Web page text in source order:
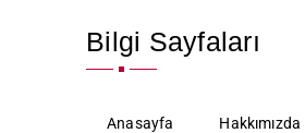
Bilgi Sayfaları
Anasayfa Hakkımızda